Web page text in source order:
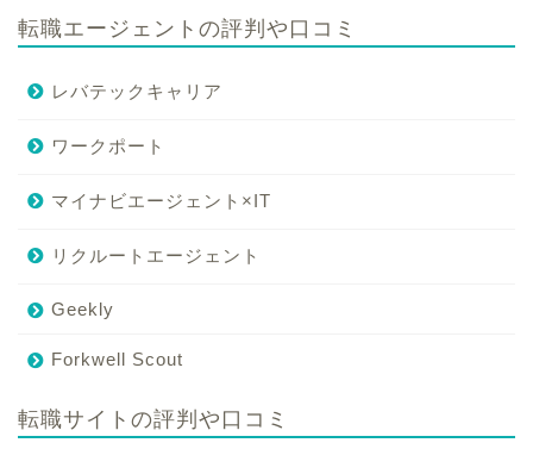
転職エージェントの評判や口コミ
レバテックキャリア
ワークポート
マイナビエージェント×IT
リクルートエージェント
Geekly
Forkwell Scout
転職サイトの評判や口コミ